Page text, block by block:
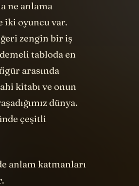
ne anlama
iki oyuncu var.
zengin bir iş
tabloda en
arasında
kitabı ve onun
dünya.
çeşitli
anlam katmanları